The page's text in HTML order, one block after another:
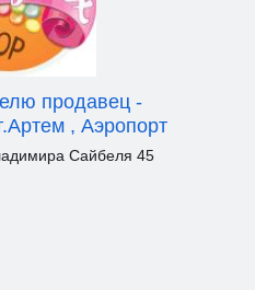
продавец -
, Аэропорт
Сайбеля 45